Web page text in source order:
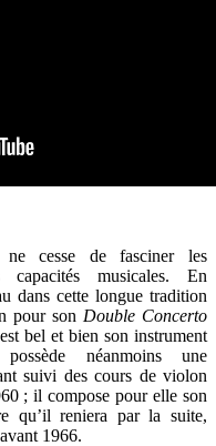
cesse de fasciner les
capacités musicales. En
dans cette longue tradition
pour son Double Concerto
bel et bien son instrument
néanmoins une
suivi des cours de violon
; il compose pour elle son
qu’il reniera par la suite,
1966.